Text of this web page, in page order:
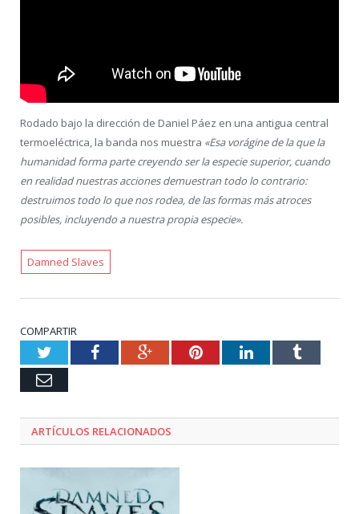
Rodado bajo la dirección de Daniel Páez en una antigua central
termoeléctrica, la banda nos muestra «Esa vorágine de la que la
humanidad forma parte creyendo ser la especie superior, cuando
en realidad nuestras acciones demuestran todo lo contrario:
destruimos todo lo que nos rodea, de las formas más atroces
posibles, incluyendo a nuestra propia especie».
Damned Slaves
COMPARTIR
TwitterFacebookGoogle+PinterestLinkedInTumblr
Email
ARTÍCULOS RELACIONADOS